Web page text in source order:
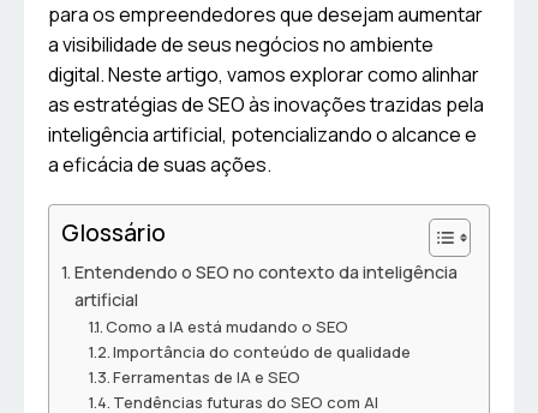
para os empreendedores que desejam aumentar
a visibilidade de seus negócios no ambiente
digital. Neste artigo, vamos explorar como alinhar
as estratégias de SEO às inovações trazidas pela
inteligência artificial, potencializando o alcance e
a eficácia de suas ações.
Glossário
Entendendo o SEO no contexto da inteligência
artificial
Como a IA está mudando o SEO
Importância do conteúdo de qualidade
Ferramentas de IA e SEO
Tendências futuras do SEO com AI